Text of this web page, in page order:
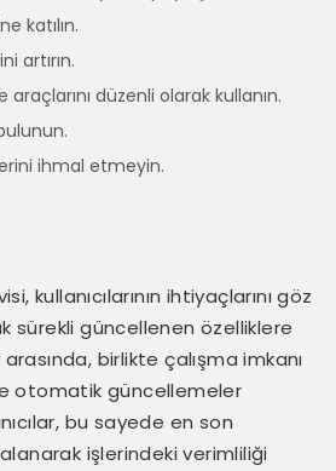
katılın.
artırın.
düzenli olarak kullanın.
ihmal etmeyin.
kullanıcılarının ihtiyaçlarını göz
sürekli güncellenen özelliklere
birlikte çalışma imkanı
otomatik güncellemeler
bu sayede en son
işlerindeki verimliliği